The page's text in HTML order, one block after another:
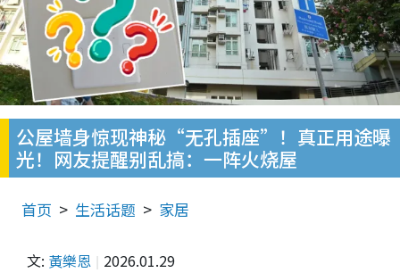
公屋墙身惊现神秘“无孔插座”！真正用途曝
光！网友提醒别乱搞：一阵火烧屋
首页 生活话题 家居
文: 黃樂恩 2026.01.29